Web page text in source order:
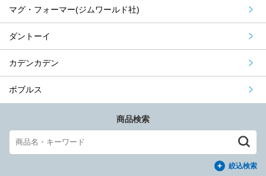
マグ・フォーマー(ジムワールド社)
ダントーイ
カデンカデン
ボブルス
商品検索
絞込検索